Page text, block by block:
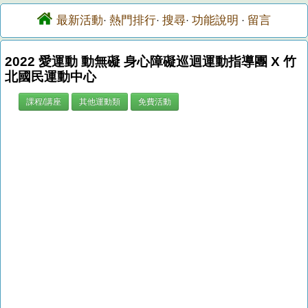
最新活動· 熱門排行· 搜尋· 功能說明 · 留言
2022 愛運動 動無礙 身心障礙巡迴運動指導團 X 竹
北國民運動中心
課程/講座 其他運動類 免費活動